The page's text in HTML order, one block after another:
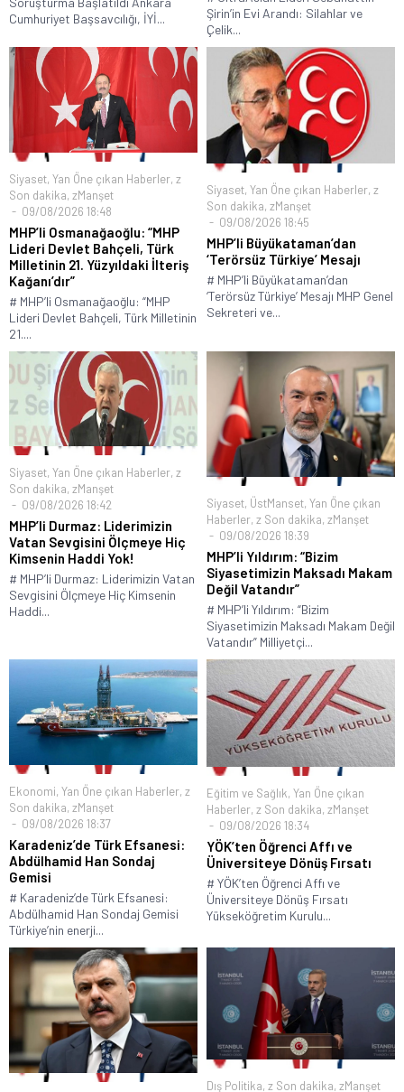
Cumhuriyet Başsavcılığı, İYİ...
Şirin’in Evi Arandı: Silahlar ve
Çelik...
Siyaset, Yan Öne çıkan Haberler, z
Son dakika, zManşet
09/08/2026 18:48
MHP’li Osmanağaoğlu: “MHP
Lideri Devlet Bahçeli, Türk
Milletinin 21. Yüzyıldaki İlteriş
Kağanı’dır”
# MHP’li Osmanağaoğlu: “MHP
Lideri Devlet Bahçeli, Türk Milletinin
21....
Siyaset, Yan Öne çıkan Haberler, z
Son dakika, zManşet
09/08/2026 18:45
MHP’li Büyükataman’dan
‘Terörsüz Türkiye’ Mesajı
# MHP’li Büyükataman’dan
‘Terörsüz Türkiye’ Mesajı MHP Genel
Sekreteri ve...
Siyaset, Yan Öne çıkan Haberler, z
Son dakika, zManşet
09/08/2026 18:42
MHP’li Durmaz: Liderimizin
Vatan Sevgisini Ölçmeye Hiç
Kimsenin Haddi Yok!
# MHP’li Durmaz: Liderimizin Vatan
Sevgisini Ölçmeye Hiç Kimsenin
Haddi...
Siyaset, ÜstManset, Yan Öne çıkan
Haberler, z Son dakika, zManşet
09/08/2026 18:39
MHP’li Yıldırım: “Bizim
Siyasetimizin Maksadı Makam
Değil Vatandır”
# MHP’li Yıldırım: “Bizim
Siyasetimizin Maksadı Makam Değil
Vatandır” Milliyetçi...
Ekonomi, Yan Öne çıkan Haberler, z
Son dakika, zManşet
09/08/2026 18:37
Karadeniz’de Türk Efsanesi:
Abdülhamid Han Sondaj
Gemisi
# Karadeniz’de Türk Efsanesi:
Abdülhamid Han Sondaj Gemisi
Türkiye’nin enerji...
Eğitim ve Sağlık, Yan Öne çıkan
Haberler, z Son dakika, zManşet
09/08/2026 18:34
YÖK’ten Öğrenci Affı ve
Üniversiteye Dönüş Fırsatı
# YÖK’ten Öğrenci Affı ve
Üniversiteye Dönüş Fırsatı
Yükseköğretim Kurulu...
Dış Politika, z Son dakika, zManşet